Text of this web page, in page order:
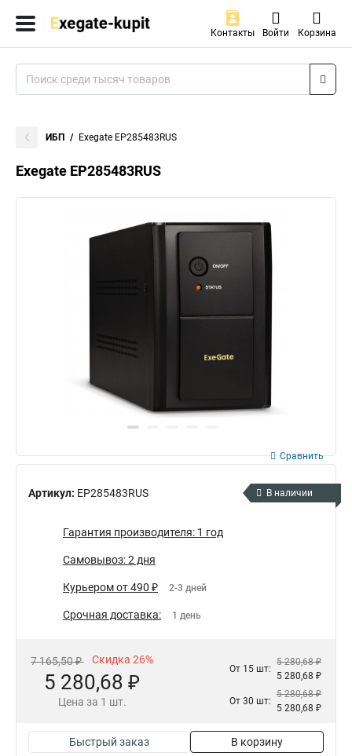
Контакты Войти Корзина
ИБП Exegate EP285483RUS
Exegate EP285483RUS
Артикул: EP285483RUS
Сравнить
В наличии
Гарантия производителя: 1 год
Самовывоз: 2 дня
Курьером от 490 ₽ 2-3 дней
Срочная доставка: 1 день
7 165,50 ₽ Скидка 26%
5 280,68 ₽
Цена за 1 шт.
От 15 шт:
5 280,68 ₽
5 280,68 ₽
От 30 шт:
5 280,68 ₽
5 280,68 ₽
Быстрый заказ В корзину